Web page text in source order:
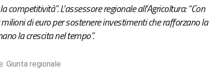
L’assessore regionale all’Agricoltura: “Con
di euro per sostenere investimenti che rafforzano la
la crescita nel tempo”.
Giunta regionale